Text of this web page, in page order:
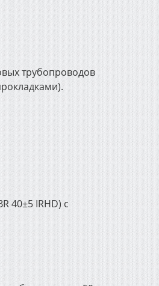
трубопроводов
40±5 IRHD) с